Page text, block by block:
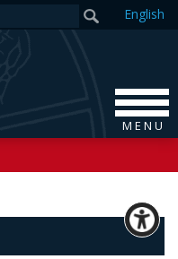
English
M E N U